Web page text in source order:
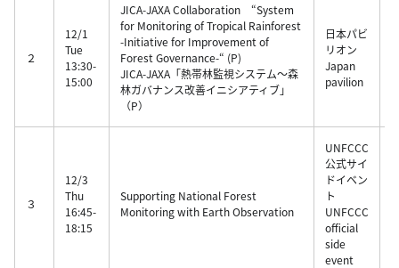
２
12/1
Tue
13:30-
15:00
JICA-JAXA Collaboration “System
for Monitoring of Tropical Rainforest
-Initiative for Improvement of
Forest Governance-“ (P)
JICA-JAXA「熱帯林監視システム～森
林ガバナンス改善イニシアティブ」
（P）
日本パビ
リオン
Japan
pavilion
３
12/3
Thu
16:45-
18:15
Supporting National Forest
Monitoring with Earth Observation
UNFCCC
公式サイ
ドイベン
ト
UNFCCC
official
side
event